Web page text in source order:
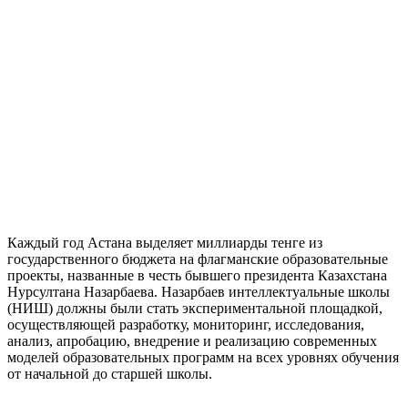
Каждый год Астана выделяет миллиарды тенге из
государственного бюджета на флагманские образовательные
проекты, названные в честь бывшего президента Казахстана
Нурсултана Назарбаева. Назарбаев интеллектуальные школы
(НИШ) должны были стать экспериментальной площадкой,
осуществляющей разработку, мониторинг, исследования,
анализ, апробацию, внедрение и реализацию современных
моделей образовательных программ на всех уровнях обучения
от начальной до старшей школы.